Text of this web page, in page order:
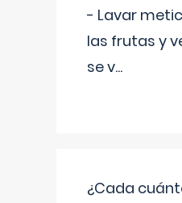
- Lavar
las frutas y
se v...
¿Cada